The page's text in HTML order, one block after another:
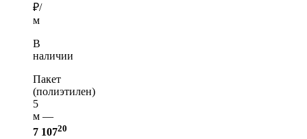
₽/
м
В
наличии
Пакет
(полиэтилен)
5
м —
7 10720